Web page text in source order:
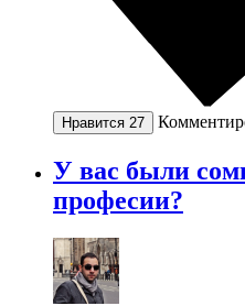
Нравится 27
У вас были
професии?